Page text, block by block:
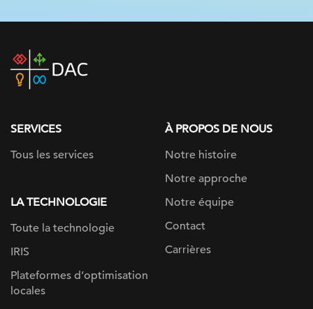
DAC
home
SERVICES
Tous les services
LA TECHNOLOGIE
Toute la technologie
IRIS
Plateformes d’optimisation
locales
À PROPOS DE NOUS
Notre histoire
Notre approche
Notre équipe
Contact
Carrières